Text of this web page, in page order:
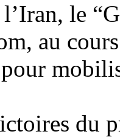
le
au
du